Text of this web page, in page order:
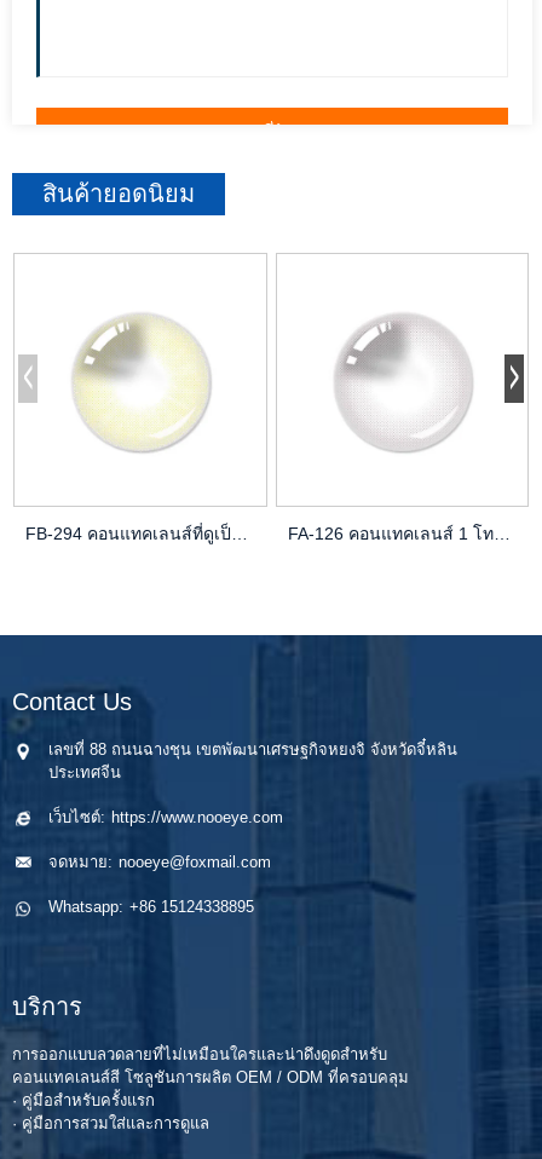
สินค้ายอดนิยม
FA-126 คอนแทคเลนส์ 1 โทนธรรมชาติสำหรับดวงตาสีน้ำตาล
Contact Us
เลขที่ 88 ถนนฉางชุน เขตพัฒนาเศรษฐกิจหยงจิ จังหวัดจี๋หลิน
ประเทศจีน
เว็บไซต์: https://www.nooeye.com
จดหมาย: nooeye@foxmail.com
Whatsapp: +86 15124338895
บริการ
การออกแบบลวดลายที่ไม่เหมือนใครและน่าดึงดูดสำหรับ
คอนแทคเลนส์สี โซลูชันการผลิต OEM / ODM ที่ครอบคลุม
· คู่มือสำหรับครั้งแรก
· คู่มือการสวมใส่และการดูแล